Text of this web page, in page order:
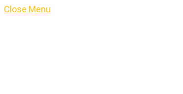
Close Menu